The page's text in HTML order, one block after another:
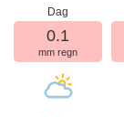
Dag
0.1
mm regn